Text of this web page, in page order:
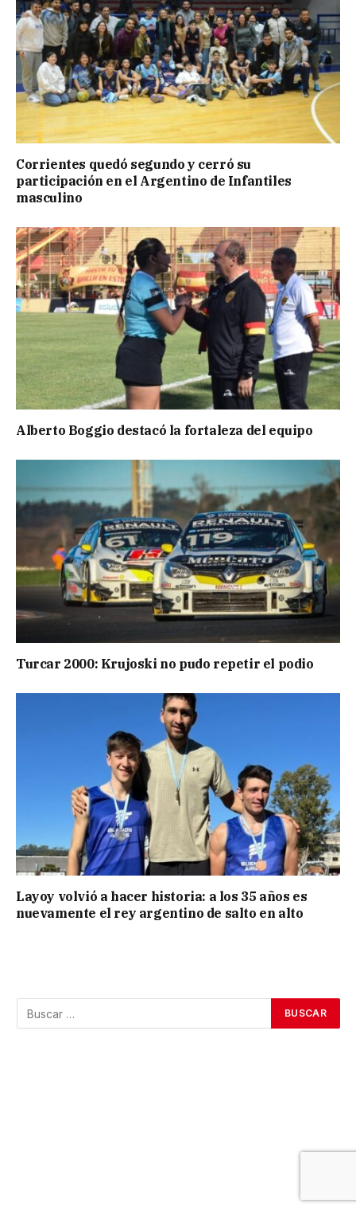
Corrientes quedó segundo y cerró su
participación en el Argentino de Infantiles
masculino
Alberto Boggio destacó la fortaleza del equipo
Turcar 2000: Krujoski no pudo repetir el podio
Layoy volvió a hacer historia: a los 35 años es
nuevamente el rey argentino de salto en alto